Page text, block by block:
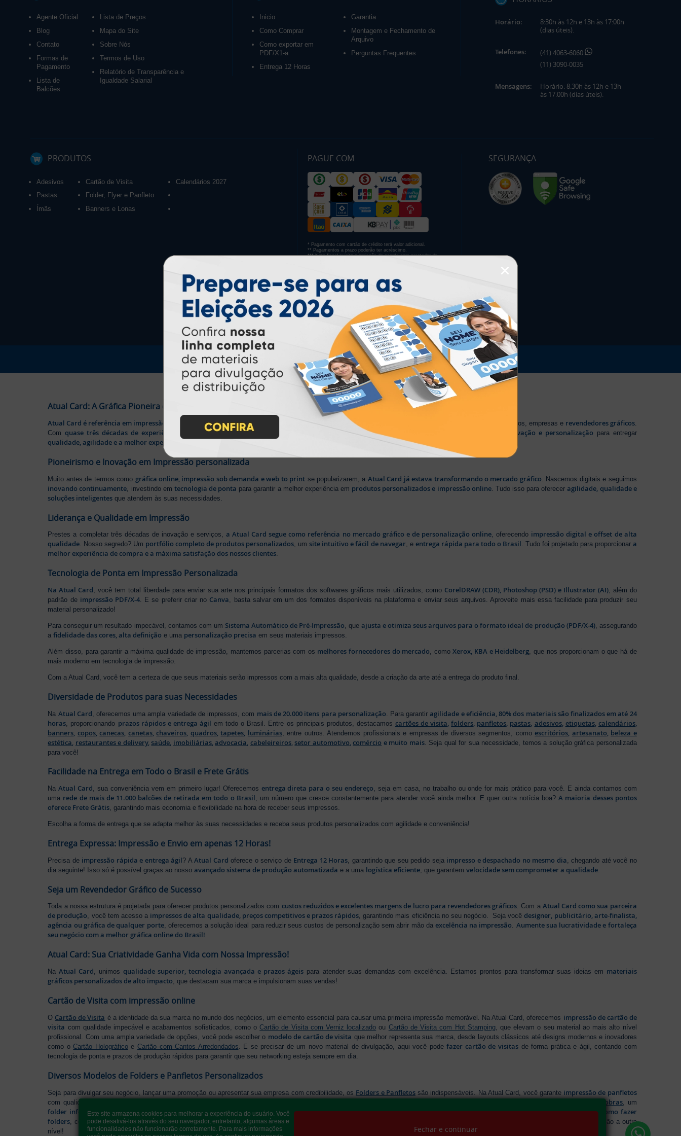
Agente Oficial
Blog
Contato
Formas de
Pagamento
Lista de
Balcões
Lista de Preços
Mapa do Site
Sobre Nós
Termos de Uso
Relatório de Transparência e
Igualdade Salarial
Inicio
Como Comprar
Como exportar em
PDF/X1-a
Entrega 12 Horas
Garantia
Montagem e Fechamento de
Arquivo
Perguntas Frequentes
Horário:
8:30h às 12h e 13h às 17:00h
(dias úteis).
Telefones:
(41) 4063-6060
(11) 3090-0035
Mensagens:
Horário: 8:30h às 12h e 13h
às 17:00h (dias úteis).
PRODUTOS
Adesivos
Pastas
Ímãs
Cartão de Visita
Folder, Flyer e Panfleto
Banners e Lonas
Calendários 2027
PAGUE COM
* Pagamento com cartão de crédito terá valor adicional.
** Pagamentos a prazo poderão ter acréscimo.
*** Nota fiscal sujeita a emissão de acordo com prestador de
PARTICIPE
SEGURANÇA
IMPRA INDUSTRIA GRAFICA LTDA | CNPJ: 28.045.354/0002-52
Atual Card © 2026. Todos os direitos reservados.
Atual Card: A Gráfica Pioneira em Personalização Online
Atual Card é referência em impressão gráfica online no Brasil, oferecendo uma ampla variedade de produtos e soluções para atender profissionais autônomos, empresas e revendedores gráficos.
Comquase três décadas de experiência , somos pioneiros no segmento de impressão sob demanda, investindo continuamente em tecnologia, inovação e personalização para entregar
qualidade, agilidade e a melhor experiência
Pioneirismo e Inovação em Impressão personalizada
Muito antes de termos como gráfica online, impressão sob demanda e web to print se popularizarem, a Atual Card já estava transformando o mercado gráfico . Nascemos digitais e seguimos
inovando continuamente , investindo em tecnologia de ponta para garantir a melhor experiência em produtos personalizados e impressão online. Tudo isso para ofereceragilidade, qualidade e
soluções inteligentes que atendem às suas necessidades.
Liderança e Qualidade em Impressão
Prestes a completar três décadas de inovação e serviços,a Atual Card segue como referência no mercado gráfico e de personalização online, oferecendo impressão digital e offset de alta
qualidade. Nosso segredo? Um portfólio completo de produtos personalizados, um site intuitivo e fácil de navegar, e entrega rápida para todo o Brasil. Tudo foi projetado para proporcionar a
melhor experiência de compra e a máxima satisfação dos nossos clientes.
Tecnologia de Ponta em Impressão Personalizada
Na Atual Card, você tem total liberdade para enviar sua arte nos principais formatos dos softwares gráficos mais utilizados, como CorelDRAW (CDR), Photoshop (PSD) e Illustrator (AI), além do
padrão de impressão PDF/X-4. E se preferir criar no Canva, basta salvar em um dos formatos disponíveis na plataforma e enviar seus arquivos. Aproveite mais essa facilidade para produzir seu
material personalizado!
Para conseguir um resultado impecável, contamos com um Sistema Automático de Pré-Impressão, queajusta e otimiza seus arquivos para o formato ideal de produção (PDF/X-4), assegurando
afidelidade das cores, alta definição e uma personalização precisa em seus materiais impressos.
Além disso, para garantir a máxima qualidade de impressão, mantemos parcerias com os melhores fornecedores do mercado , comoXerox, KBA e Heidelberg , que nos proporcionam o que há de
mais moderno em tecnologia de impressão.
Com a Atual Card, você tem a certeza de que seus materiais serão impressos com a mais alta qualidade, desde a criação da arte até a entrega do produto final.
Diversidade de Produtos para suas Necessidades
Na Atual Card , oferecemos uma ampla variedade de impressos, com mais de 20.000 itens para personalização . Para garantiragilidade e eficiência, 80% dos materiais são finalizados em até 24
horas , proporcionando prazos rápidos e entrega ágil em todo o Brasil. Entre os principais produtos, destacamos cartões de visita ,folders panfletos pastas adesivos, etiquetas, calendários,
banners copos,canecas canetas,chaveiros quadros,tapetes luminárias, entre outros. Atendemos profissionais e empresas de diversos segmentos, comoescritórios artesanato beleza e
estética restaurantes e delivery, saúde imobiliárias,advocacia cabeleireiros, setor automotivo ,comércio e muito mais. Seja qual for sua necessidade, temos a solução gráfica personalizada
para você!
Facilidade na Entrega em Todo o Brasil e Frete Grátis
NaAtual Card, sua conveniência vem em primeiro lugar! Oferecemos entrega direta para o seu endereço, seja em casa, no trabalho ou onde for mais prático para você. E ainda contamos com
uma rede de mais de 11.000 balcões de retirada em todo o Brasil, um número que cresce constantemente para atender você ainda melhor. E quer outra notícia boa?A maioria desses pontos
oferece Frete Grátis, garantindo mais economia e flexibilidade na hora de receber seus impressos.
Escolha a forma de entrega que se adapta melhor às suas necessidades e receba seus produtos personalizados com agilidade e conveniência!
Entrega Expressa: Impressão e Envio em apenas 12 Horas!
Precisa de impressão rápida e entrega ágil? AAtual Card oferece o serviço de Entrega 12 Horas , garantindo que seu pedido seja impresso e despachado no mesmo dia , chegando até você no
dia seguinte! Isso só é possível graças ao nossoavançado sistema de produção automatizada e a uma logística eficiente , que garantemvelocidade sem comprometer a qualidade
Seja um Revendedor Gráfico de Sucesso
Toda a nossa estrutura é projetada para oferecer produtos personalizados com custos reduzidos e excelentes margens de lucro para revendedores gráficos. Com a Atual Card como sua parceira
de produção, você tem acesso a impressos de alta qualidade, preços competitivos e prazos rápidos, garantindo mais eficiência no seu negócio. Seja vocêdesigner, publicitário, arte-finalista,
agência ou gráfica de qualquer porte, oferecemos a solução ideal para reduzir seus custos de personalização sem abrir mão daexcelência na impressão. Aumente sua lucratividade e fortaleça
seu negócio com a melhor gráfica online do Brasil!
Atual Card: Sua Criatividade Ganha Vida com Nossa Impressão!
NaAtual Card, unimosqualidade superior, tecnologia avançada e prazos ágeis para atender suas demandas com excelência. Estamos prontos para transformar suas ideias em materiais
gráficos personalizados de alto impacto, que destacam sua marca e impulsionam suas vendas!
Cartão de Visita com impressão online
O Cartão de Visita é a identidade da sua marca no mundo dos negócios, um elemento essencial para causar uma primeira impressão memorável. Na Atual Card, oferecemos impressão de cartão de
visita com qualidade impecável e acabamentos sofisticados, como oCartão de Visita com Verniz localizado ou Cartão de Visita com Hot Stamping, que elevam o seu material ao mais alto nível
profissional. Com uma ampla variedade de opções, você pode escolher o modelo de cartão de visita que melhor representa sua marca, desde layouts clássicos até designs modernos e inovadores
como oCartão Holográficoe Cartão com Cantos Arredondados . E se precisar de um novo material de divulgação, aqui você podefazer cartão de visitasde forma prática e ágil, contando com
tecnologia de ponta e prazos de produção rápidos para garantir que seu networking esteja sempre em dia.
Diversos Modelos de Folders e Panfletos Personalizados
Seja para divulgar seu negócio, lançar uma promoção ou apresentar sua empresa com credibilidade, os Folders e Panfletossão indispensáveis. Na Atual Card, você garante impressão de panfletos
com qualidade excepcional, cortes precisos e acabamentos diferenciados para destacar sua mensagem. Temos o folder 2 dobras , um
folder informativoperfeito para organizar seu conteúdo de forma estratégica, ouFlyer, para divulgar festas e eventos com informações rápidas e resumidas. Se tem dúvidas sobre
como fazer
folders , conte com nossa variedade de formatos e opções para criar um material que realmente se destaca. Produção ágil, entrega rápida e qualidade garantida para levar sua comunicação a outro
nível!
Este site armazena cookies para melhorar a experiência do usuário. Você
pode desativá-los através do seu navegador, entretanto, algumas áreas e
funcionalidades não funcionarão corretamente. Para mais informações
Fechar e continuar